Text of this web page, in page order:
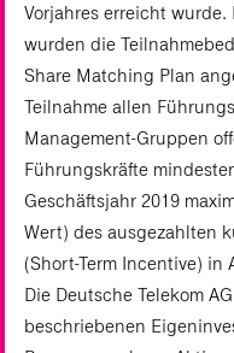
Vorjahres erreicht
wurden die
Share Matching Plan
Teilnahme allen
Management-Gruppen
Führungskräfte
Geschäftsjahr 2019
Wert) des ausgezahlten
(Short-Term Incentive) in
Die Deutsche Telekom
beschriebenen